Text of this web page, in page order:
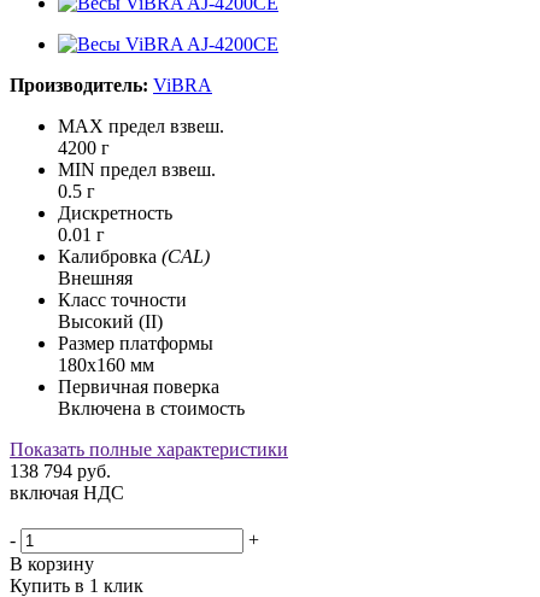
Производитель: ViBRA
MAX предел взвеш.
4200 г
MIN предел взвеш.
0.5 г
Дискретность
0.01 г
Калибровка (CAL)
Внешняя
Класс точности
Высокий (II)
Размер платформы
180x160 мм
Первичная поверка
Включена в стоимость
Показать полные характеристики
138 794 руб.
включая НДС
-
+
В корзину
Купить в 1 клик